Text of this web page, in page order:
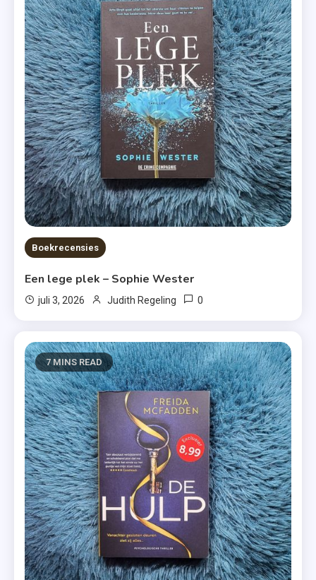
Boekrecensies
Een lege plek – Sophie Wester
juli 3, 2026 Judith Regeling 0
7 MINS READ